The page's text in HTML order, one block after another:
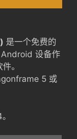
是一个免费的
Android 设备作
。
5 或